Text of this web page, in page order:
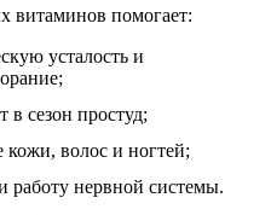
витаминов помогает:
усталость и
в сезон простуд;
кожи, волос и ногтей;
работу нервной системы.